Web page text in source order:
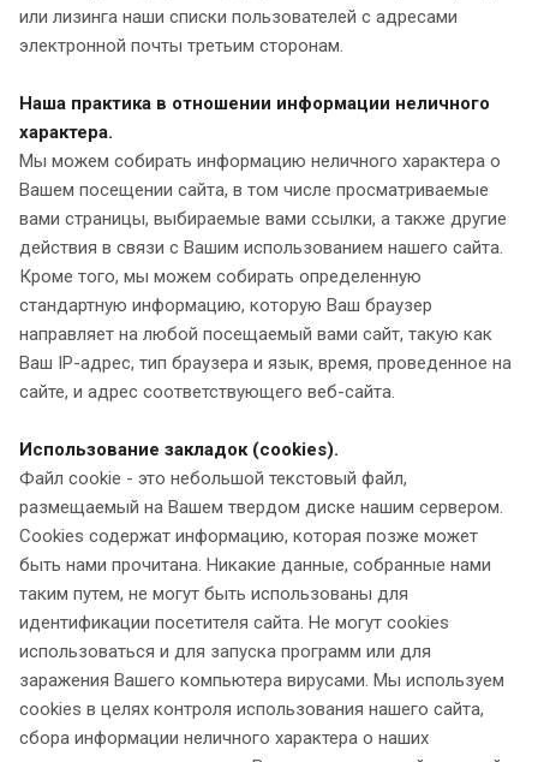
или лизинга наши списки пользователей с адресами
электронной почты третьим сторонам.
Наша практика в отношении информации неличного
характера.
Мы можем собирать информацию неличного характера о
Вашем посещении сайта, в том числе просматриваемые
вами страницы, выбираемые вами ссылки, а также другие
действия в связи с Вашим использованием нашего сайта.
Кроме того, мы можем собирать определенную
стандартную информацию, которую Ваш браузер
направляет на любой посещаемый вами сайт, такую как
Ваш IP-адрес, тип браузера и язык, время, проведенное на
сайте, и адрес соответствующего веб-сайта.
Использование закладок (cookies).
Файл cookie - это небольшой текстовый файл,
размещаемый на Вашем твердом диске нашим сервером.
Cookies содержат информацию, которая позже может
быть нами прочитана. Никакие данные, собранные нами
таким путем, не могут быть использованы для
идентификации посетителя сайта. Не могут cookies
использоваться и для запуска программ или для
заражения Вашего компьютера вирусами. Мы используем
cookies в целях контроля использования нашего сайта,
сбора информации неличного характера о наших